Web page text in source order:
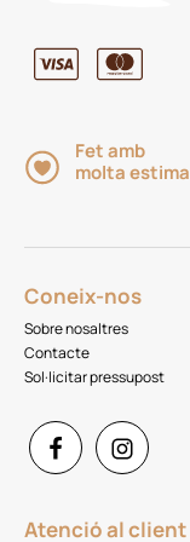
Fet amb
molta estima
Coneix-nos
Sobre nosaltres
Contacte
Sol·licitar pressupost
Atenció al client